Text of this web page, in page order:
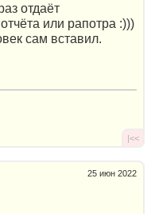
отдаёт
или рапотра :)))
сам вставил.
|<<
25 июн 2022